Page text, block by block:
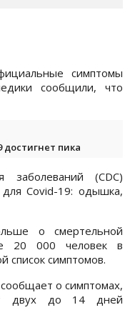
симптомы
сообщили, что
пика
заболеваний (CDC)
Covid-19: одышка,
о смертельной
20 000 человек в
список симптомов.
о симптомах,
двух до 14 дней